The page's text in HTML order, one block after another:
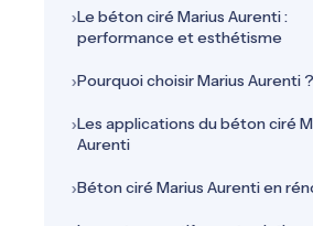
Le béton ciré Marius Aurenti :
performance et esthétisme
Pourquoi choisir Marius Aurenti ?
Les applications du béton ciré
Aurenti
Béton ciré Marius Aurenti en